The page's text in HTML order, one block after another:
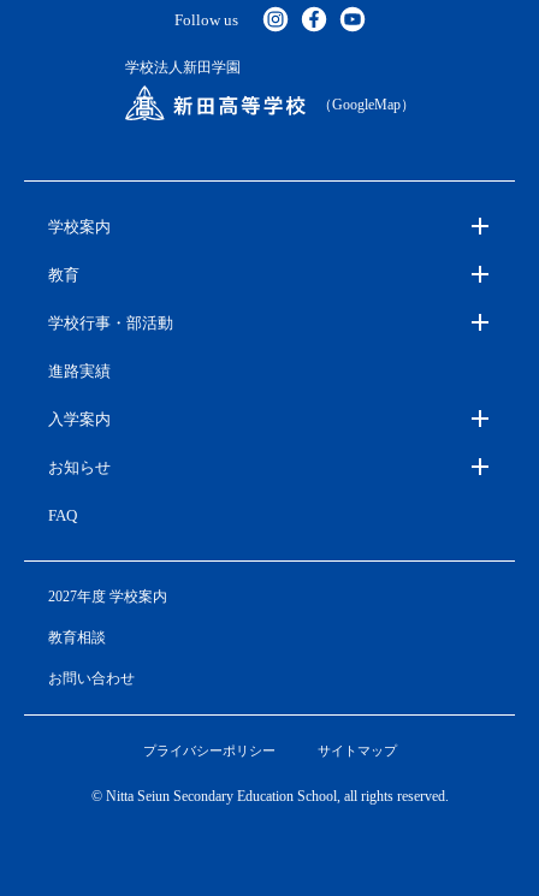
Follow us
学校法人新田学園
（GoogleMap）
学校案内
教育
学校行事・部活動
進路実績
入学案内
お知らせ
FAQ
2027年度 学校案内
教育相談
お問い合わせ
プライバシーポリシー サイトマップ
© Nitta Seiun Secondary Education School, all rights reserved.